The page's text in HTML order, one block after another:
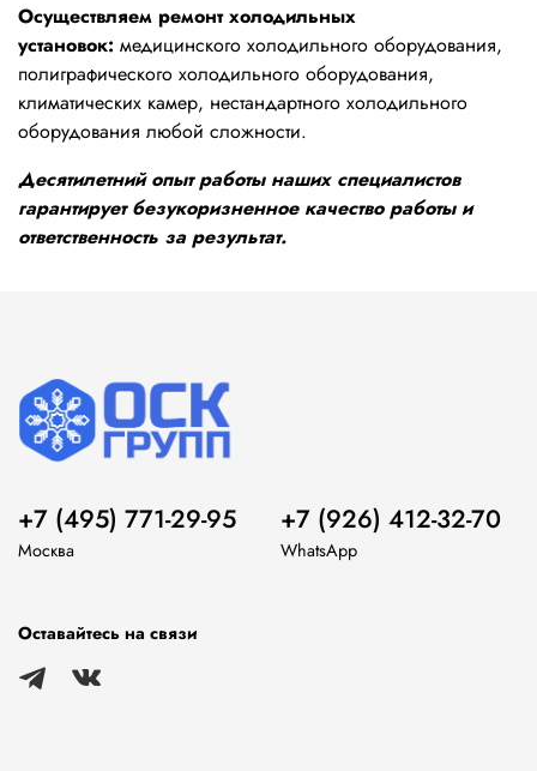
Осуществляем ремонт холодильных
установок: медицинского холодильного оборудования,
полиграфического холодильного оборудования,
климатических камер, нестандартного холодильного
оборудования любой сложности.
Десятилетний опыт работы наших специалистов
гарантирует безукоризненное качество работы и
ответственность за результат.
+7 (495) 771-29-95
Москва
+7 (926) 412-32-70
WhatsApp
Оставайтесь на связи